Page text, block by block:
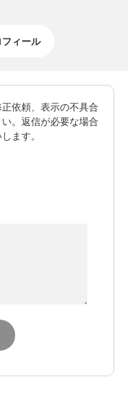
ィール
依頼、表示の不具合
。返信が必要な場合
ます。